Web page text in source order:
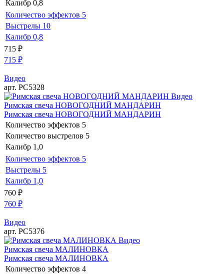
Калибр 0,8
Количество эффектов 5
Выстрелы 10
Калибр 0,8
715 ₽
715 ₽
Видео
арт. РС5328
Видео
Римская свеча НОВОГОДНИЙ МАНДАРИН
Римская свеча НОВОГОДНИЙ МАНДАРИН
Количество эффектов 5
Количество выстрелов 5
Калибр 1,0
Количество эффектов 5
Выстрелы 5
Калибр 1,0
760 ₽
760 ₽
Видео
арт. РС5376
Видео
Римская свеча МАЛИНОВКА
Римская свеча МАЛИНОВКА
Количество эффектов 4